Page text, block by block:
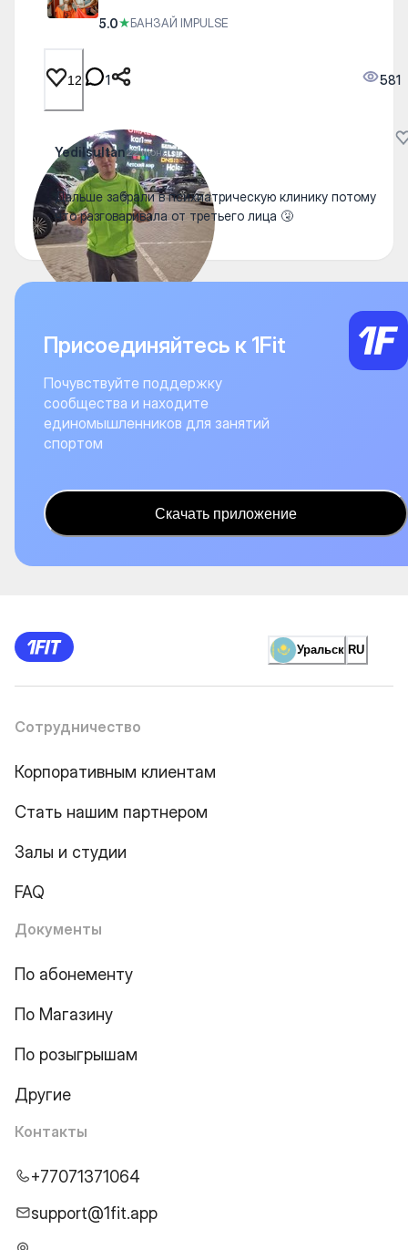
5.0★БАНЗАЙ IMPULSE
12 1 581
Yedilsultan22 июня
Дальше забрали в психиатрическую клинику потому
что разговаривала от третьего лица 🤧
Присоединяйтесь к 1Fit
Почувствуйте поддержку
сообщества и находите
единомышленников для занятий
спортом
Скачать приложение
Уральск RU
Сотрудничество
Корпоративным клиентам
Стать нашим партнером
Залы и студии
FAQ
Документы
По абонементу
По Магазину
По розыгрышам
Другие
Контакты
+77071371064
support@1fit.app